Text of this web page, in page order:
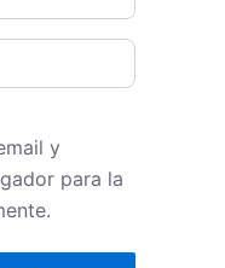
y
para la